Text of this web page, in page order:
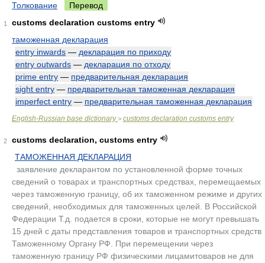
Толкование Перевод
1
customs declaration customs entry
таможенная декларация
entry inwards — декларация по приходу
entry outwards — декларация по отходу
prime entry — предварительная декларация
sight entry — предварительная таможенная декларация
imperfect entry — предварительная таможенная декларация
English-Russian base dictionary> customs declaration customs entry
2
customs declaration, customs entry
ТАМОЖЕННАЯ ДЕКЛАРАЦИЯ
заявление декларантом по установленной форме точных
сведений о товарах и транспортных средствах, перемещаемых
через таможенную границу, об их таможенном режиме и других
сведений, необходимых для таможенных целей. В Российской
Федерации Т.д. подается в сроки, которые не могут превышать
15 дней с даты представления товаров и транспортных средств
Таможенному Органу РФ. При перемещении через
таможенную границу РФ физическими лицамитоваров не для